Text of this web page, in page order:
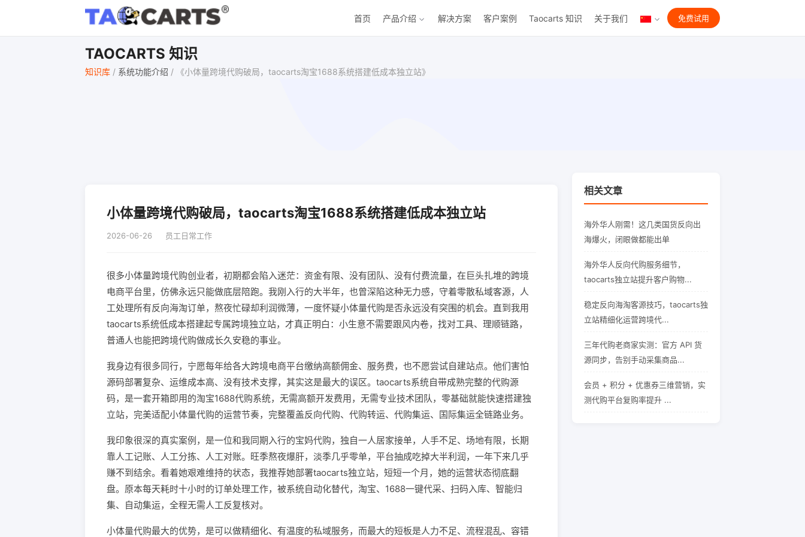
首页 产品介绍 解决方案 客户案例 Taocarts 知识 关于我们 免费试用
TAOCARTS 知识
知识库 / 系统功能介绍 / 《小体量跨境代购破局，taocarts淘宝1688系统搭建低成本独立站》
小体量跨境代购破局，taocarts淘宝1688系统搭建低成本独立站
2026-06-26 员工日常工作
很多小体量跨境代购创业者，初期都会陷入迷茫：资金有限、没有团队、没有付费流量，在巨头扎堆的跨境
电商平台里，仿佛永远只能做底层陪跑。我刚入行的大半年，也曾深陷这种无力感，守着零散私域客源，人
工处理所有反向海淘订单，熬夜忙碌却利润微薄，一度怀疑小体量代购是否永远没有突围的机会。直到我用
taocarts系统低成本搭建起专属跨境独立站，才真正明白：小生意不需要跟风内卷，找对工具、理顺链路，
普通人也能把跨境代购做成长久安稳的事业。
我身边有很多同行，宁愿每年给各大跨境电商平台缴纳高额佣金、服务费，也不愿尝试自建站点。他们害怕
源码部署复杂、运维成本高、没有技术支撑，其实这是最大的误区。taocarts系统自带成熟完整的代购源
码，是一套开箱即用的淘宝1688代购系统，无需高额开发费用，无需专业技术团队，零基础就能快速搭建独
立站，完美适配小体量代购的运营节奏，完整覆盖反向代购、代购转运、代购集运、国际集运全链路业务。
我印象很深的真实案例，是一位和我同期入行的宝妈代购，独自一人居家接单，人手不足、场地有限，长期
靠人工记账、人工分拣、人工对账。旺季熬夜爆肝，淡季几乎零单，平台抽成吃掉大半利润，一年下来几乎
赚不到结余。看着她艰难维持的状态，我推荐她部署taocarts独立站，短短一个月，她的运营状态彻底翻
盘。原本每天耗时十小时的订单处理工作，被系统自动化替代，淘宝、1688一键代采、扫码入库、智能归
集、自动集运，全程无需人工反复核对。
小体量代购最大的优势，是可以做精细化、有温度的私域服务，而最大的短板是人力不足、流程混乱、容错
相关文章
海外华人刚需！这几类国货反向出
海爆火，闭眼做都能出单
海外华人反向代购服务细节，
taocarts独立站提升客户购物...
稳定反向海淘客源技巧，taocarts独
立站精细化运营跨境代...
三年代购老商家实测：官方 API 货
源同步，告别手动采集商品...
会员 + 积分 + 优惠券三维营销，实
测代购平台复购率提升 ...